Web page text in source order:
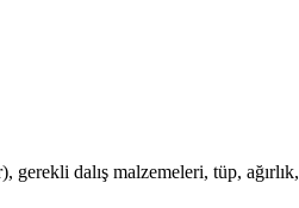
gerekli dalış malzemeleri, tüp, ağırlık,